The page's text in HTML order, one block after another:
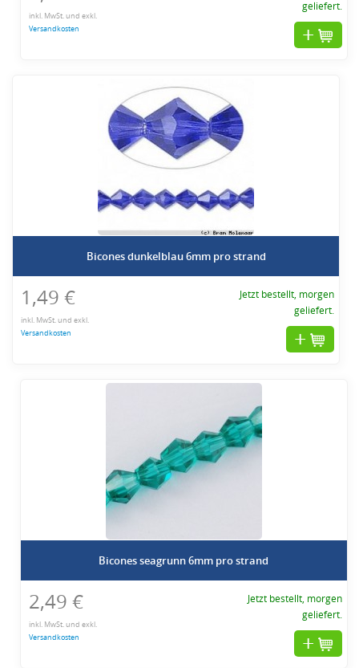
inkl. MwSt. und exkl.
Versandkosten
geliefert.
Bicones dunkelblau 6mm pro strand
1,49 €
inkl. MwSt. und exkl.
Versandkosten
Jetzt bestellt, morgen
geliefert.
Bicones seagrunn 6mm pro strand
2,49 €
inkl. MwSt. und exkl.
Versandkosten
Jetzt bestellt, morgen
geliefert.